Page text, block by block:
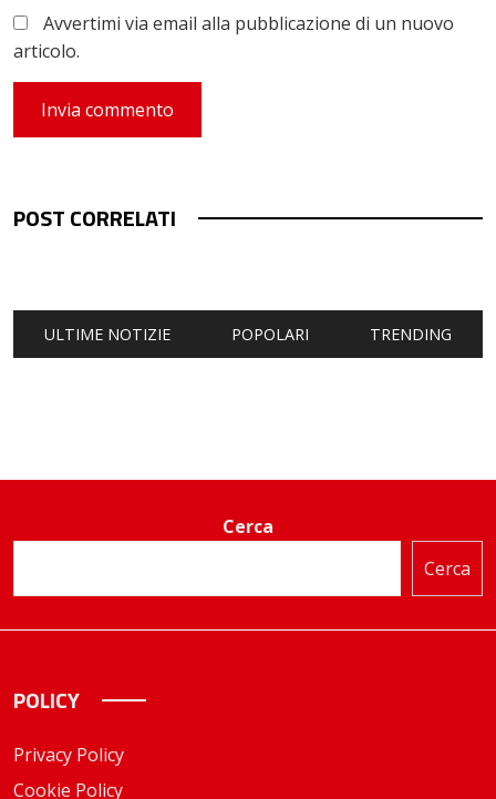
Avvertimi via email alla pubblicazione di un nuovo
articolo.
POST CORRELATI
ULTIME NOTIZIE POPOLARI TRENDING
Cerca
Cerca
POLICY
Privacy Policy
Cookie Policy